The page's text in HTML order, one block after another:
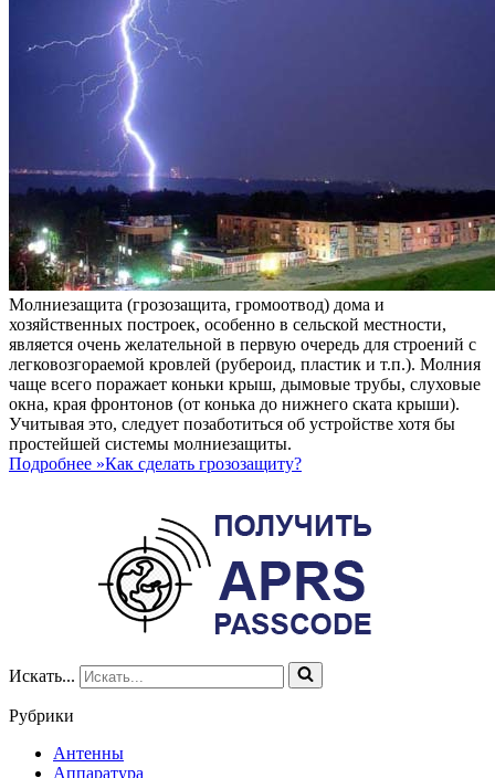
Молниезащита (грозозащита, громоотвод) дома и
хозяйственных построек, особенно в сельской местности,
является очень желательной в первую очередь для строений с
легковозгораемой кровлей (рубероид, пластик и т.п.). Молния
чаще всего поражает коньки крыш, дымовые трубы, слуховые
окна, края фронтонов (от конька до нижнего ската крыши).
Учитывая это, следует позаботиться об устройстве хотя бы
простейшей системы молниезащиты.
Подробнее »Как сделать грозозащиту?
Искать...
Рубрики
Антенны
Аппаратура